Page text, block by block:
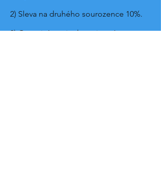
2) Sleva na druhého sourozence 10%.
3) Organizátor si vyhrazuje právo